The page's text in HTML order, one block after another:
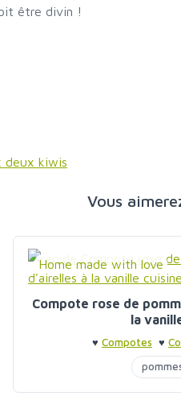
être divin !
kiwis
Vous
Home made with love
Compote rose de
la
♥ Compotes ♥